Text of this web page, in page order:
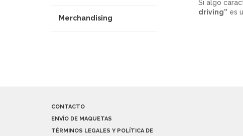
Merchandising
Si algo
driving” es
CONTACTO
ENVÍO DE MAQUETAS
TÉRMINOS LEGALES Y POLÍTICA DE